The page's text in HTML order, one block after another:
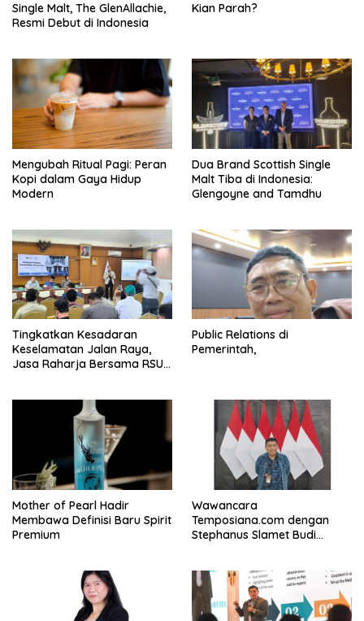
Single Malt, The GlenAllachie,
Resmi Debut di Indonesia
Kian Parah?
Mengubah Ritual Pagi: Peran
Kopi dalam Gaya Hidup
Modern
Dua Brand Scottish Single
Malt Tiba di Indonesia:
Glengoyne and Tamdhu
Tingkatkan Kesadaran
Keselamatan Jalan Raya,
Jasa Raharja Bersama RSU
Komprehensif di Jagakarsa
Public Relations di
Pemerintah,
Mother of Pearl Hadir
Membawa Definisi Baru Spirit
Premium
Wawancara
Temposiana.com dengan
Stephanus Slamet Budi